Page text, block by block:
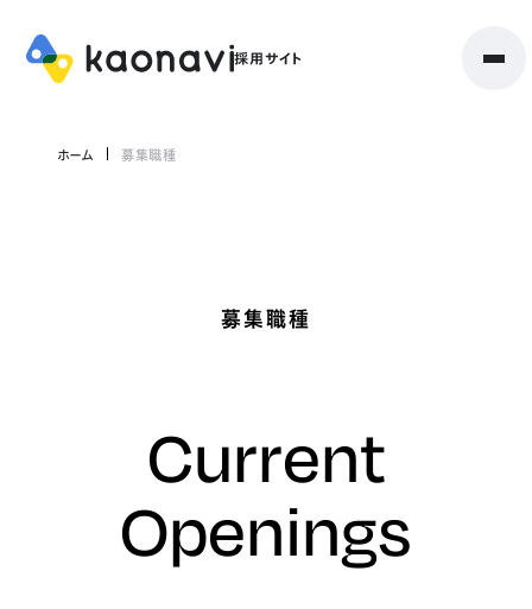
ホーム 募集職種
募集職種
Current
Openings